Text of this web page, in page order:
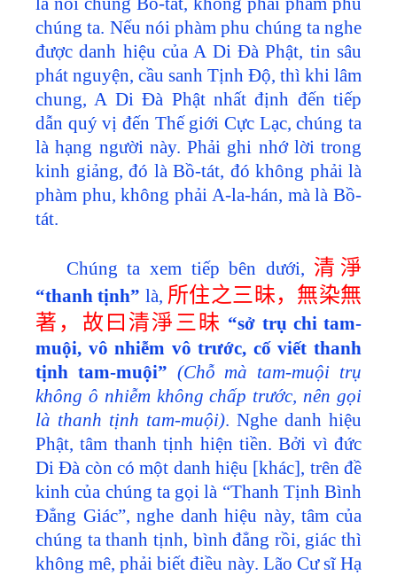
chúng ta. Nếu nói phàm phu chúng ta nghe
được danh hiệu của A Di Đà Phật, tin sâu
phát nguyện, cầu sanh Tịnh Độ, thì khi lâm
chung, A Di Đà Phật nhất định đến tiếp
dẫn quý vị đến Thế giới Cực Lạc, chúng ta
là hạng người này. Phải ghi nhớ lời trong
kinh giảng, đó là Bồ-tát, đó không phải là
phàm phu, không phải A-la-hán, mà là Bồ-
tát.
Chúng ta xem tiếp bên dưới, 清淨
“thanh tịnh” là, 所住之三昧，無染無
著，故曰清淨三昧 “sở trụ chi tam-
muội, vô nhiễm vô trước, cố viết thanh
tịnh tam-muội” (Chỗ mà tam-muội trụ
không ô nhiễm không chấp trước, nên gọi
là thanh tịnh tam-muội). Nghe danh hiệu
Phật, tâm thanh tịnh hiện tiền. Bởi vì đức
Di Đà còn có một danh hiệu [khác], trên đề
kinh của chúng ta gọi là “Thanh Tịnh Bình
Đẳng Giác”, nghe danh hiệu này, tâm của
chúng ta thanh tịnh, bình đẳng rồi, giác thì
không mê, phải biết điều này. Lão Cư sĩ Hạ